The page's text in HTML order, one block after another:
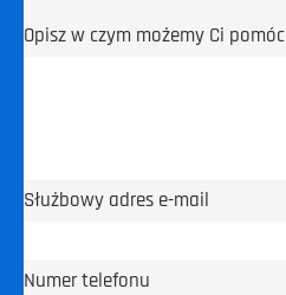
Opisz w czym możemy Ci pomóc
Służbowy adres e-mail
Numer telefonu